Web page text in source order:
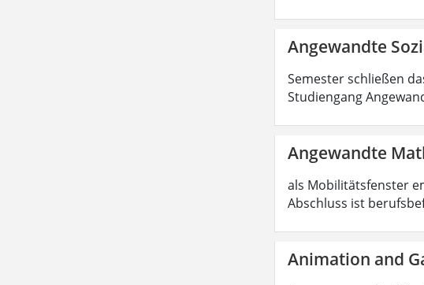
Angewandte
Semester schließen
Studiengang
Angewandte
als Mobilitätsfenster
Abschluss ist
Animation and